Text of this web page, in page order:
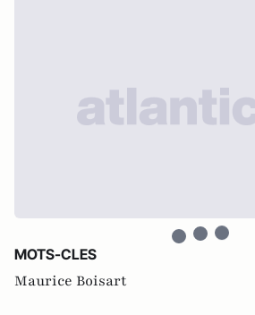
MOTS-CLES
Maurice Boisart